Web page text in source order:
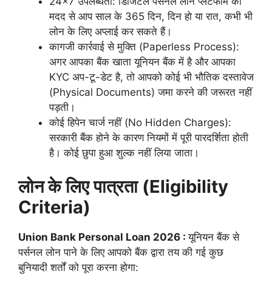
मदद से आप साल के 365 दिन, दिन हो या रात, कभी भी
लोन के लिए अप्लाई कर सकते हैं।
कागजी कार्रवाई से मुक्ति (Paperless Process):
अगर आपका बैंक खाता यूनियन बैंक में है और आपका
KYC अप-टू-डेट है, तो आपको कोई भी भौतिक दस्तावेज
(Physical Documents) जमा करने की जरूरत नहीं
पड़ती।
कोई हिपेन चार्ज नहीं (No Hidden Charges):
सरकारी बैंक होने के कारण नियमों में पूरी पारदर्शिता होती
है। कोई छुपा हुआ शुल्क नहीं लिया जाता।
लोन के लिए पात्रता (Eligibility
Criteria)
Union Bank Personal Loan 2026 :यूनियन बैंक से
पर्सनल लोन पाने के लिए आपको बैंक द्वारा तय की गई कुछ
बुनियादी शर्तों को पूरा करना होगा: